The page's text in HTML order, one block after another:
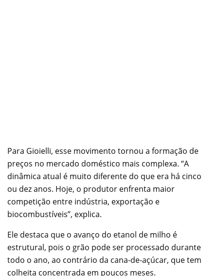
Para Gioielli, esse movimento tornou a formação de
preços no mercado doméstico mais complexa. “A
dinâmica atual é muito diferente do que era há cinco
ou dez anos. Hoje, o produtor enfrenta maior
competição entre indústria, exportação e
biocombustíveis”, explica.
Ele destaca que o avanço do etanol de milho é
estrutural, pois o grão pode ser processado durante
todo o ano, ao contrário da cana-de-açúcar, que tem
colheita concentrada em poucos meses.